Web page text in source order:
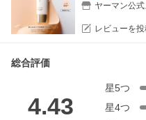
ヤーマン公
レビューを
総合評価
4.43
星5つ
星4つ